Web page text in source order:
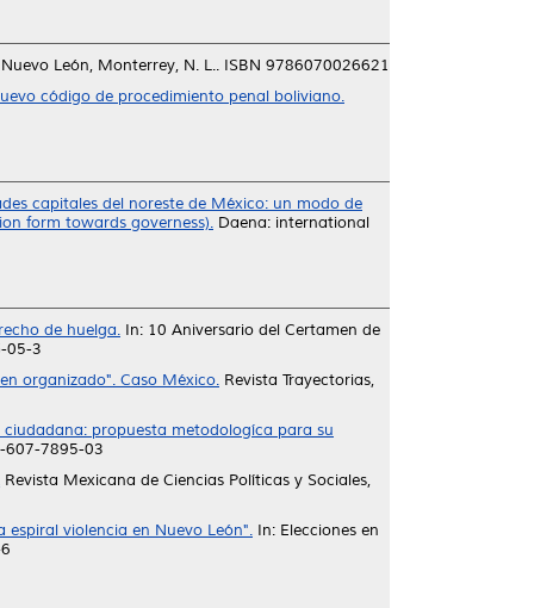
León, Monterrey, N. L.. ISBN 9786070026621
código de procedimiento penal boliviano.
capitales del noreste de México: un modo de
form towards governess). Daena: international
de huelga. In: 10 Aniversario del Certamen de
05-3
organizado". Caso México. Revista Trayectorias,
propuesta metodologíca para su
607-7895-03
Revista Mexicana de Ciencias Políticas y Sociales,
violencia en Nuevo León". In: Elecciones en